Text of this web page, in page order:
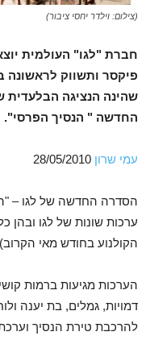
(צילום: וילדר יחסי ציבור)
חברת "לגו" העולמית
פיקסר ותשווק לראשונה
שהינה הנציגה
החדשה " הנסיך הפרסי".
עמי שרון
ערכות שונות של לגו ובהן
הקולנוע בחודש מאי
הערכות מגיעות ברמות
דמויות, גמלים, בת יענה
להרכבת טירת הנסיך